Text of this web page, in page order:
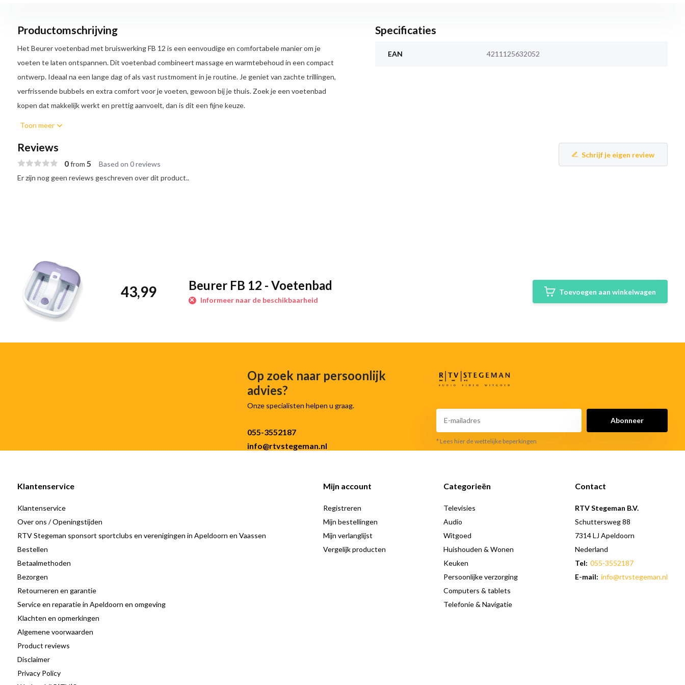
Productomschrijving
Het Beurer voetenbad met bruiswerking FB 12 is een eenvoudige en comfortabele manier om je
voeten te laten ontspannen. Dit voetenbad combineert massage en warmtebehoud in een compact
ontwerp. Ideaal na een lange dag of als vast rustmoment in je routine. Je geniet van zachte trillingen,
verfrissende bubbels en extra comfort voor je voeten, gewoon bij je thuis. Zoek je een voetenbad
kopen dat makkelijk werkt en prettig aanvoelt, dan is dit een fijne keuze.
Ontspanning met drie massagefuncties
Het FB 12 beschikt over drie standen: trillingsmassage, bubbelmassage en een functie die het water
warmte langer vast te houden.
Praktisch en veilig in gebruik
Dankzij de antislip rubberen voetjes staat het voetenbad stabiel op de vloer. Het verwijderbare
spatscherm voorkomt knoeien en maakt schoonmaken eenvoudiger. Met de aftapopening laat je het
water na gebruik snel en zonder tillen weglopen.
Ondersteunend voetbed: comfortabel tijdens gebruik
Toon meer
Specificaties
EAN 4211125632052
Reviews
0from 5 Based on 0 reviews
Schrijf je eigen review
Er zijn nog geen reviews geschreven over dit product..
43,99 Beurer FB 12 - Voetenbad
Informeer naar de beschikbaarheid
Toevoegen aan winkelwagen
Op zoek naar persoonlijk
advies?
Onze specialisten helpen u graag.
055-3552187
info@rtvstegeman.nl
Abonneer
* Lees hier de wettelijke beperkingen
Klantenservice
Klantenservice
Over ons / Openingstijden
RTV Stegeman sponsort sportclubs en verenigingen in Apeldoorn en Vaassen
Bestellen
Betaalmethoden
Bezorgen
Retourneren en garantie
Service en reparatie in Apeldoorn en omgeving
Klachten en opmerkingen
Algemene voorwaarden
Product reviews
Disclaimer
Privacy Policy
Mijn account
Registreren
Mijn bestellingen
Mijn verlanglijst
Vergelijk producten
Categorieën
Televisies
Audio
Witgoed
Huishouden & Wonen
Keuken
Persoonlijke verzorging
Computers & tablets
Telefonie & Navigatie
Contact
RTV Stegeman B.V.
Schuttersweg 88
7314 LJ Apeldoorn
Nederland
Tel: 055-3552187
E-mail: info@rtvstegeman.nl